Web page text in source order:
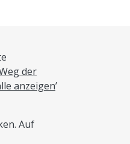
der
anzeigen’
Auf